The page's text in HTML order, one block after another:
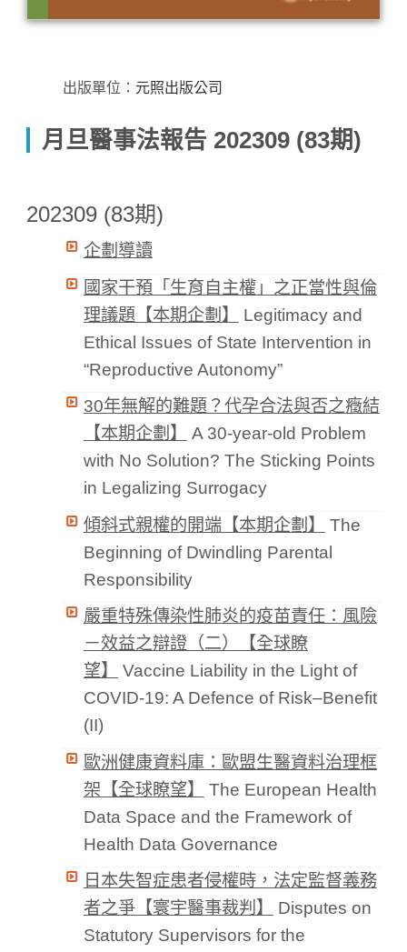
出版單位： 元照出版公司
月旦醫事法報告 202309 (83期)
202309 (83期)
企劃導讀
國家干預「生育自主權」之正當性與倫
理議題【本期企劃】
Legitimacy and
Ethical Issues of State Intervention in
“Reproductive Autonomy”
30年無解的難題？代孕合法與否之癥結
【本期企劃】
A 30-year-old Problem
with No Solution? The Sticking Points
in Legalizing Surrogacy
傾斜式親權的開端【本期企劃】
The
Beginning of Dwindling Parental
Responsibility
嚴重特殊傳染性肺炎的疫苗責任：風險
－效益之辯證（二）【全球瞭
望】
Vaccine Liability in the Light of
COVID-19: A Defence of Risk–Benefit
(II)
歐洲健康資料庫：歐盟生醫資料治理框
架【全球瞭望】
The European Health
Data Space and the Framework of
Health Data Governance
日本失智症患者侵權時，法定監督義務
者之爭【寰宇醫事裁判】
Disputes on
Statutory Supervisors for the